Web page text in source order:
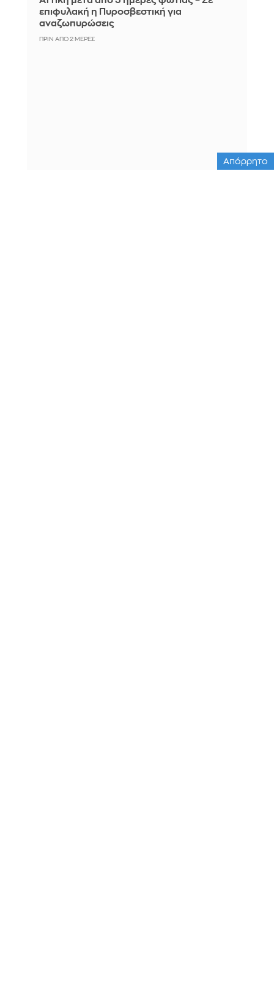
επιφυλακή η Πυροσβεστική για
αναζωπυρώσεις
ΠΡΙΝ ΑΠΌ 2 ΜΈΡΕΣ
Απόρρητο